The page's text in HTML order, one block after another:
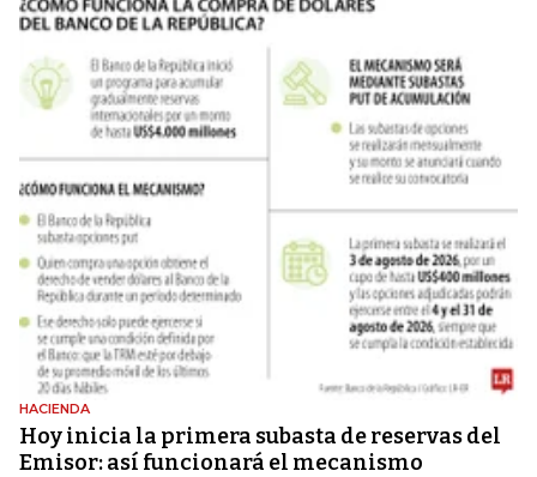
HACIENDA
Hoy inicia la primera subasta de reservas del
Emisor: así funcionará el mecanismo